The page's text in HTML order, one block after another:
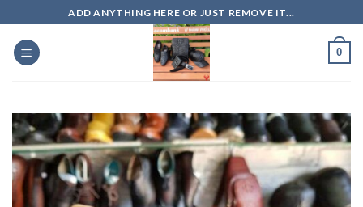
to
content
ADD ANYTHING HERE OR JUST REMOVE IT...
0